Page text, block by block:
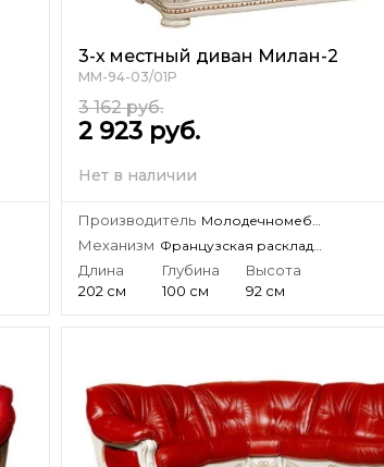
3-х местный диван Милан-2
ММ-94-03/01Р
3 162 руб.
2 923 руб.
Нет в наличии
Производитель Молодечномебель, ЗАО
Механизм Французская раскладушка
Длина
202 см
Глубина
100 см
Высота
92 см